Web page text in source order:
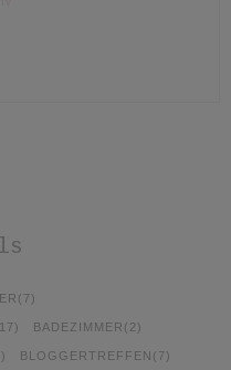
(7)
BADEZIMMER (2)
BLOGGERTREFFEN (7)